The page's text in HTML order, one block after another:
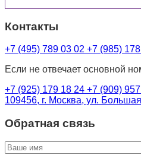
Контакты
+7 (495) 789 03 02 +7 (985)
Если не отвечает основной
+7 (925) 179 18 24 +7 (909)
109456, г. Москва, ул.
Обратная связь